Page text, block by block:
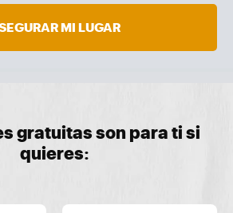
MI LUGAR
gratuitas son para ti si
quieres: